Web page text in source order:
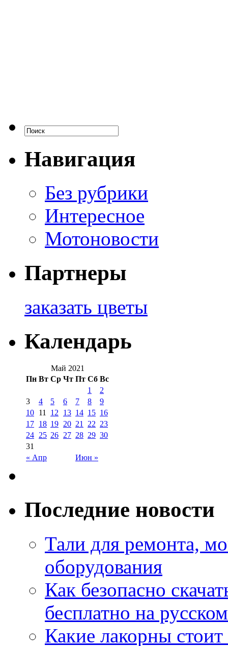
Навигация
Без рубрики
Интересное
Мотоновости
Партнеры
заказать цветы
Календарь
Май 2021
Пн Вт Ср Чт Пт Сб Вс
« Апр Июн »
1
2
3
4 5 6 7 8
9
10 11 12 13 14 15 16
17 18 19 20 21 22 23
24 25 26 27 28 29 30
31
Последние новости
Тали для ремонта,
оборудования
Как безопасно
бесплатно на
Какие лакорны